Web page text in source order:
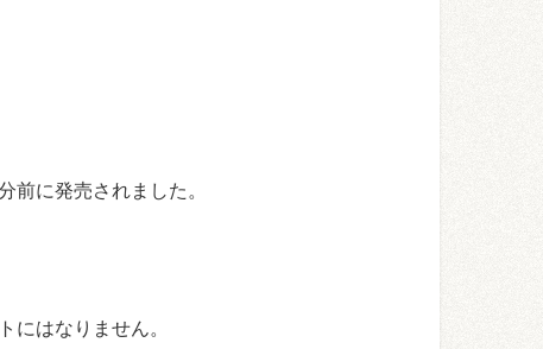
に発売されました。
はなりません。